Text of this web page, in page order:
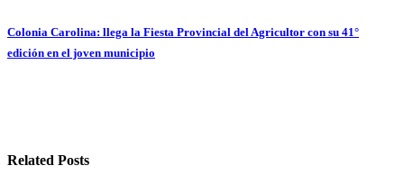
entradas
Colonia Carolina: llega la Fiesta Provincial del Agricultor con su 41°
edición en el joven municipio
Related Posts